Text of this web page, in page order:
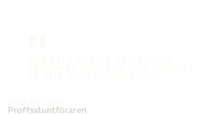
Proffsstuntföraren